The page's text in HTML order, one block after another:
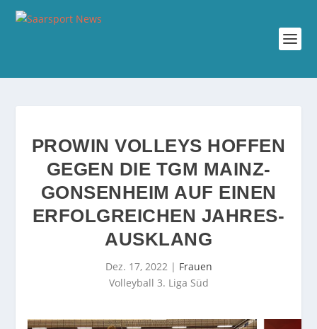
PROWIN VOLLEYS HOFFEN
GEGEN DIE TGM MAINZ-
GONSENHEIM AUF EINEN
ERFOLGREICHEN JAHRES-
AUSKLANG
Dez. 17, 2022| Frauen
Volleyball 3. Liga Süd